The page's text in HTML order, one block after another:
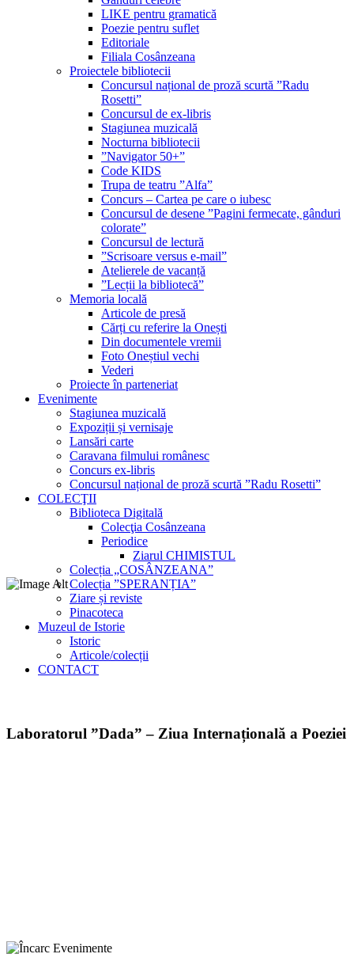
LIKE pentru gramatică
Poezie pentru suflet
Editoriale
Filiala Cosânzeana
Proiectele bibliotecii
Concursul național de proză scurtă ”Radu
Rosetti”
Concursul de ex-libris
Stagiunea muzicală
Nocturna bibliotecii
”Navigator 50+”
Code KIDS
Trupa de teatru ”Alfa”
Concurs – Cartea pe care o iubesc
Concursul de desene ”Pagini fermecate, gânduri
colorate”
Concursul de lectură
”Scrisoare versus e-mail”
Atelierele de vacanță
”Lecții la bibliotecă”
Memoria locală
Articole de presă
Cărți cu referire la Onești
Din documentele vremii
Foto Oneștiul vechi
Vederi
Proiecte în parteneriat
Evenimente
Stagiunea muzicală
Expoziții și vernisaje
Lansări carte
Caravana filmului românesc
Concurs ex-libris
Concursul național de proză scurtă ”Radu Rosetti”
COLECŢII
Biblioteca Digitală
Colecţia Cosânzeana
Periodice
Ziarul CHIMISTUL
Colecția „COSÂNZEANA”
Colecția ”SPERANȚIA”
Ziare și reviste
Pinacoteca
Muzeul de Istorie
Istoric
Articole/colecții
CONTACT
Laboratorul ”Dada” – Ziua Internațională a Poeziei